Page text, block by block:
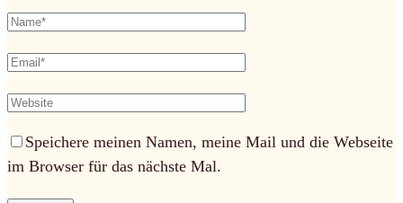
Speichere meinen Namen, meine Mail und die Webseite
im Browser für das nächste Mal.